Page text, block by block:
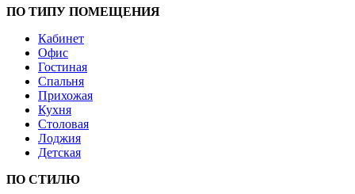
ПО ТИПУ ПОМЕЩЕНИЯ
Кабинет
Офис
Гостиная
Спальня
Прихожая
Кухня
Столовая
Лоджия
Детская
ПО СТИЛЮ